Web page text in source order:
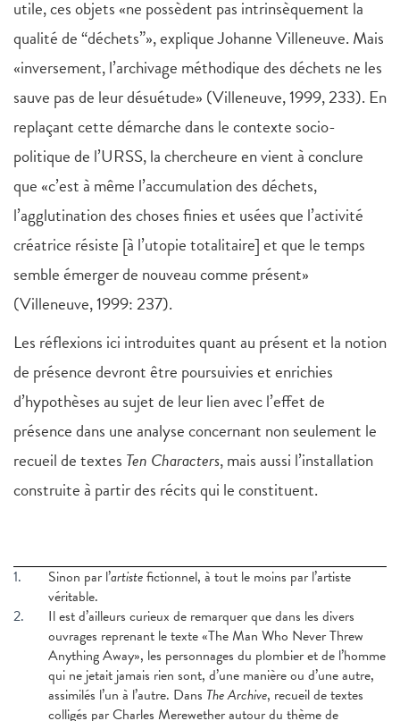
utile, ces objets «ne possèdent pas intrinsèquement la
qualité de “déchets”», explique Johanne Villeneuve. Mais
«inversement, l’archivage méthodique des déchets ne les
sauve pas de leur désuétude» (Villeneuve, 1999, 233). En
replaçant cette démarche dans le contexte socio-
politique de l’URSS, la chercheure en vient à conclure
que «c’est à même l’accumulation des déchets,
l’agglutination des choses finies et usées que l’activité
créatrice résiste [à l’utopie totalitaire] et que le temps
semble émerger de nouveau comme présent»
(Villeneuve, 1999: 237).
Les réflexions ici introduites quant au présent et la notion
de présence devront être poursuivies et enrichies
d’hypothèses au sujet de leur lien avec l’effet de
présence dans une analyse concernant non seulement le
recueil de textes Ten Characters, mais aussi l’installation
construite à partir des récits qui le constituent.
1. Sinon par l’artistefictionnel, à tout le moins par l’artiste
véritable.
2.
Il est d’ailleurs curieux de remarquer que dans les divers
ouvrages reprenant le texte «The Man Who Never Threw
Anything Away», les personnages du plombier et de l’homme
qui ne jetait jamais rien sont, d’une manière ou d’une autre,
assimilés l’un à l’autre. Dans The Archive, recueil de textes
colligés par Charles Merewether autour du thème de